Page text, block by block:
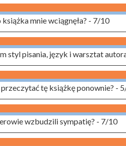
książka mnie wciągnęła? - 7/10
styl pisania, język i warsztat
tę książkę ponownie? -
wzbudzili sympatię? - 7/10